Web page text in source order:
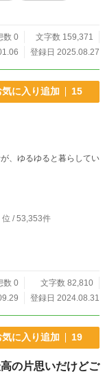
数 0
文字数 159,371
登録日 2025.08.27
気に入り追加 15
、ゆるゆると暮らしてい
位 / 53,353件
数 0
文字数 82,810
登録日 2024.08.31
気に入り追加 19
の片思いだけどご